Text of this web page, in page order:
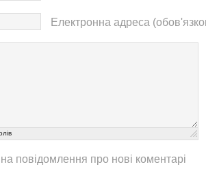
Електронна адреса
повідомлення про нові коментарі